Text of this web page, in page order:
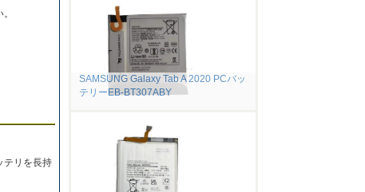
テリを長持
SAMSUNG Galaxy Tab A 2020 PCバッ
テリーEB-BT307ABY